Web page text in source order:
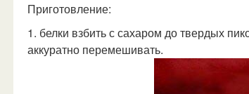
Приготовление:
1. белки взбить с сахаром до твердых
аккуратно перемешивать.